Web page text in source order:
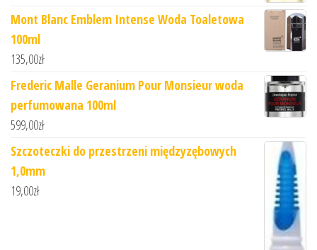
Mont Blanc Emblem Intense Woda Toaletowa
100ml
135,00zł
Frederic Malle Geranium Pour Monsieur woda
perfumowana 100ml
599,00zł
Szczoteczki do przestrzeni międzyzębowych
1,0mm
19,00zł